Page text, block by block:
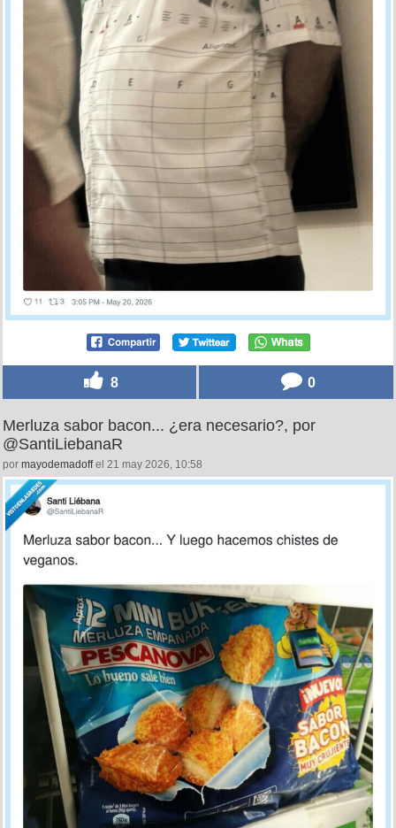
8 0
Merluza sabor bacon... ¿era necesario?, por
@SantiLiebanaR
por mayodemadoffel 21 may 2026, 10:58